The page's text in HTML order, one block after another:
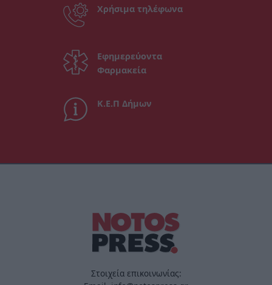
Χρήσιμα τηλέφωνα
Εφημερεύοντα
Φαρμακεία
Κ.Ε.Π Δήμων
Στοιχεία επικοινωνίας: